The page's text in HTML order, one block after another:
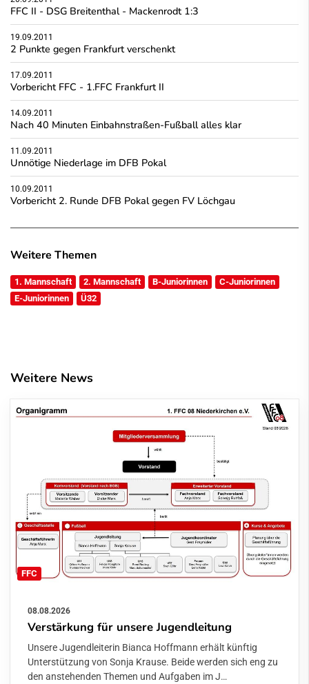
FFC II - DSG Breitenthal - Mackenrodt 1:3
19.09.2011
2 Punkte gegen Frankfurt verschenkt
17.09.2011
Vorbericht FFC - 1.FFC Frankfurt II
14.09.2011
Nach 40 Minuten Einbahnstraßen-Fußball alles klar
11.09.2011
Unnötige Niederlage im DFB Pokal
10.09.2011
Vorbericht 2. Runde DFB Pokal gegen FV Löchgau
Weitere Themen
1. Mannschaft 2. Mannschaft B-Juniorinnen
C-Juniorinnen
E-Juniorinnen
Ü32
Weitere News
FFC
08.08.2026
Verstärkung für unsere Jugendleitung
Unsere Jugendleiterin Bianca Hoffmann erhält künftig
Unterstützung von Sonja Krause. Beide werden sich eng zu
den anstehenden Themen und Aufgaben im J…